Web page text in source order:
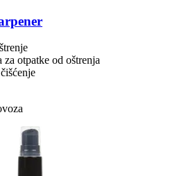
otpatke od oštrenja